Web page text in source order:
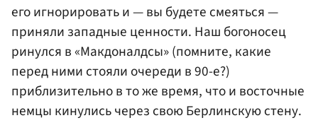
его игнорировать и — вы будете смеяться —
приняли западные ценности. Наш богоносец
ринулся в «Макдоналдсы» (помните, какие
перед ними стояли очереди в 90-е?)
приблизительно в то же время, что и восточные
немцы кинулись через свою Берлинскую стену.